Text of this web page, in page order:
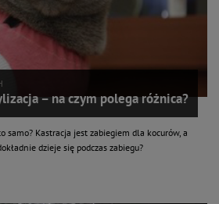
– na czym polega różnica?
samo? Kastracja jest zabiegiem dla kocurów, a
dzieje się podczas zabiegu?